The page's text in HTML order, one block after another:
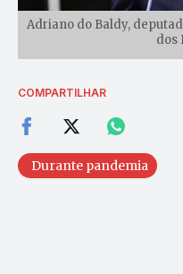
Adriano do Baldy,
dos
COMPARTILHAR
Durante pandemia